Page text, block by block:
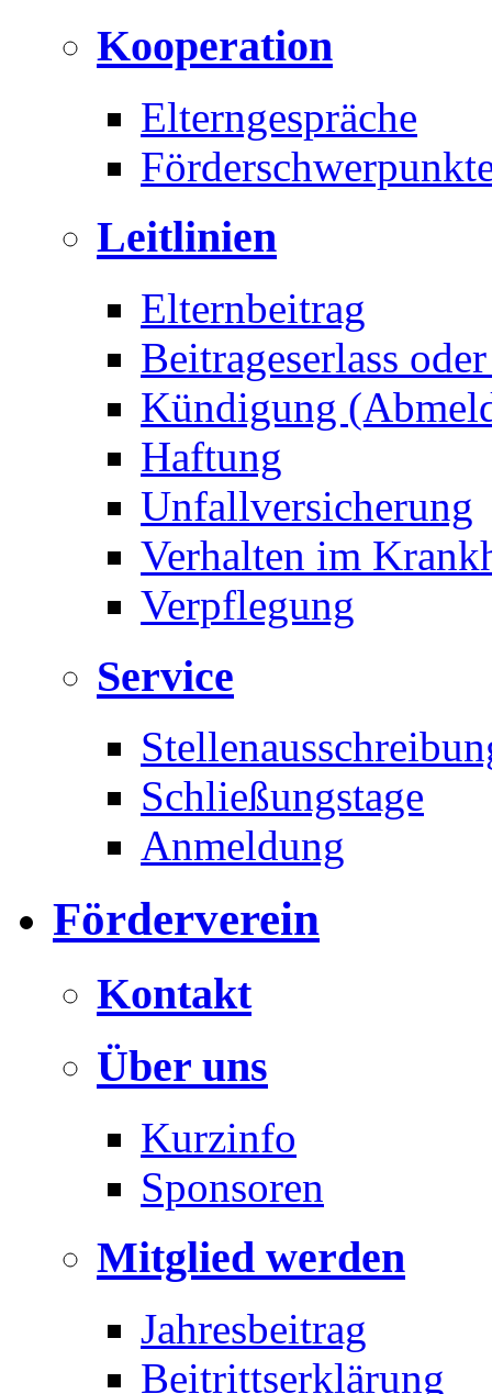
Kooperation
Elterngespräche
Leitlinien
Elternbeitrag
Beitrageserlass
Kündigung
Haftung
Unfallversicherung
Verhalten im
Verpflegung
Service
Schließungstage
Anmeldung
Förderverein
Kontakt
Über uns
Kurzinfo
Sponsoren
Mitglied werden
Jahresbeitrag
Beitrittserklärung